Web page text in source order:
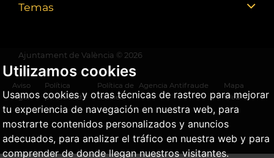
Utilizamos cookies
Usamos cookies y otras técnicas de rastreo para mejorar
tu experiencia de navegación en nuestra web, para
mostrarte contenidos personalizados y anuncios
adecuados, para analizar el tráfico en nuestra web y para
comprender de donde llegan nuestros visitantes.
Temas
Ajuntament de València © 2026
Aviso
legal
Política
privacidad
Política de
cookies
Agencia Antifraude
Mapa
Web